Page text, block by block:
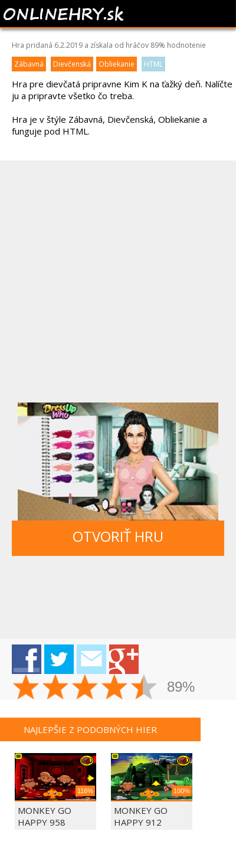
KIM K BUSY DAY
Hra pridaná 6.2.2019 a získala od hráčov 89% hodnotenie
Zábavná
Dievčenská Obliekanie HTML
Hra pre dievčatá pripravne Kim K na ťažký deň. Nalíčte
ju a pripravte všetko čo treba.
Hra je v štýle Zábavná, Dievčenská, Obliekanie a
funguje pod HTML.
OTVORIŤ HRU
89%
NAJLEPŠIE Z PODOBNÝCH HIER
116%
MONKEY GO
HAPPY 958
100%
MONKEY GO
HAPPY 912